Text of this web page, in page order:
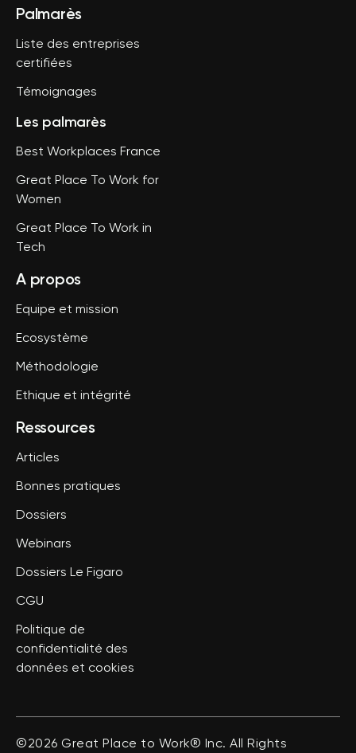
Palmarès
Liste des entreprises
certifiées
Témoignages
Les palmarès
Best Workplaces France
Great Place To Work for
Women
Great Place To Work in
Tech
A propos
Equipe et mission
Ecosystème
Méthodologie
Ethique et intégrité
Ressources
Articles
Bonnes pratiques
Dossiers
Webinars
Dossiers Le Figaro
CGU
Politique de
confidentialité des
données et cookies
©2026 Great Place to Work® Inc. All Rights